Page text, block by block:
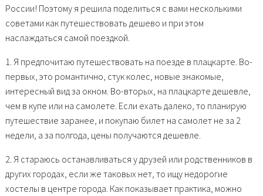
России! Поэтому я решила поделиться с вами несколькими
советами как путешествовать дешево и при этом
наслаждаться самой поездкой.
1. Я предпочитаю путешествовать на поезде в плацкарте. Во-
первых, это романтично, стук колес, новые знакомые,
интересный вид за окном. Во-вторых, на плацкарте дешевле,
чем в купе или на самолете. Если ехать далеко, то планирую
путешествие заранее, и покупаю билет на самолет не за 2
недели, а за полгода, цены получаются дешевле.
2. Я стараюсь останавливаться у друзей или родственников в
других городах, если же таковых нет, то ищу недорогие
хостелы в центре города. Как показывает практика, можно